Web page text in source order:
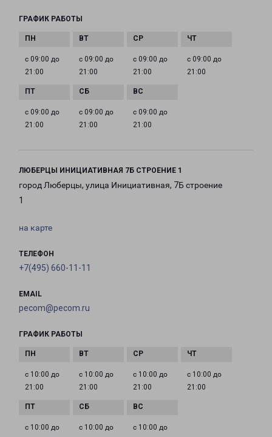
ГРАФИК РАБОТЫ
с 09:00 до
21:00
с 09:00 до
21:00
с 09:00 до
21:00
с 09:00 до
21:00
с 09:00 до
21:00
с 09:00 до
21:00
с 09:00 до
21:00
ЛЮБЕРЦЫ ИНИЦИАТИВНАЯ 7Б СТРОЕНИЕ 1
город Люберцы, улица Инициативная, 7Б строение
1
на карте
ТЕЛЕФОН
+7(495) 660-11-11
EMAIL
pecom@pecom.ru
ГРАФИК РАБОТЫ
с 10:00 до
21:00
с 10:00 до
21:00
с 10:00 до
21:00
с 10:00 до
21:00
с 10:00 до
с 10:00 до
с 10:00 до